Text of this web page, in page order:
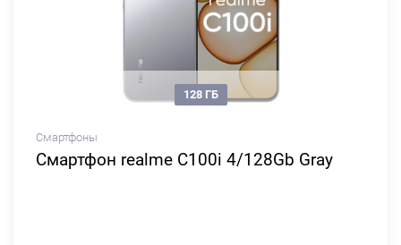
Смартфоны
Смартфон realme C100i 4/128Gb Gray
128 ГБ